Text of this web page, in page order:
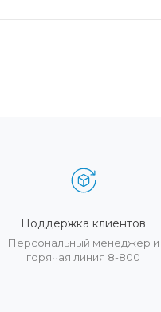
Поддержка клиентов
Персональный менеджер и
горячая линия 8-800